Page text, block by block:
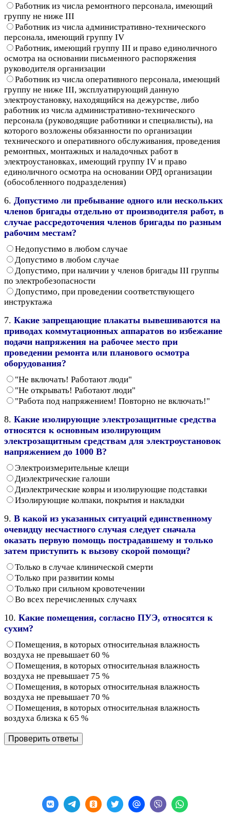
Работник из числа ремонтного персонала, имеющий
группу не ниже III
Работник из числа административно-технического
персонала, имеющий группу IV
Работник, имеющий группу III и право единоличного
осмотра на основании письменного распоряжения
руководителя организации
Работник из числа оперативного персонала, имеющий
группу не ниже III, эксплуатирующий данную
электроустановку, находящийся на дежурстве, либо
работник из числа административно-технического
персонала (руководящие работники и специалисты), на
которого возложены обязанности по организации
технического и оперативного обслуживания, проведения
ремонтных, монтажных и наладочных работ в
электроустановках, имеющий группу IV и право
единоличного осмотра на основании ОРД организации
(обособленного подразделения)
6. Допустимо ли пребывание одного или нескольких
членов бригады отдельно от производителя работ, в
случае рассредоточения членов бригады по разным
рабочим местам?
Недопустимо в любом случае
Допустимо в любом случае
Допустимо, при наличии у членов бригады III группы
по электробезопасности
Допустимо, при проведении соответствующего
инструктажа
7. Какие запрещающие плакаты вывешиваются на
приводах коммутационных аппаратов во избежание
подачи напряжения на рабочее место при
проведении ремонта или планового осмотра
оборудования?
"Не включать! Работают люди"
"Не открывать! Работают люди"
"Работа под напряжением! Повторно не включать!"
8. Какие изолирующие электрозащитные средства
относятся к основным изолирующим
электрозащитным средствам для электроустановок
напряжением до 1000 В?
Электроизмерительные клещи
Диэлектрические галоши
Диэлектрические ковры и изолирующие подставки
Изолирующие колпаки, покрытия и накладки
9. В какой из указанных ситуаций единственному
очевидцу несчастного случая следует сначала
оказать первую помощь пострадавшему и только
затем приступить к вызову скорой помощи?
Только в случае клинической смерти
Только при развитии комы
Только при сильном кровотечении
Во всех перечисленных случаях
10. Какие помещения, согласно ПУЭ, относятся к
сухим?
Помещения, в которых относительная влажность
воздуха не превышает 60 %
Помещения, в которых относительная влажность
воздуха не превышает 75 %
Помещения, в которых относительная влажность
воздуха не превышает 70 %
Помещения, в которых относительная влажность
воздуха близка к 65 %